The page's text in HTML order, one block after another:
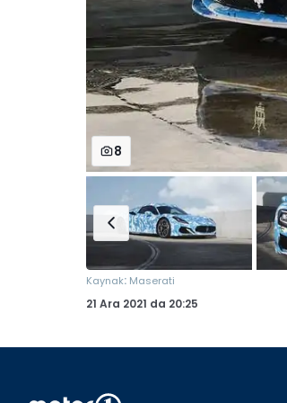
8
Kaynak: Maserati
21 Ara 2021 da 20:25